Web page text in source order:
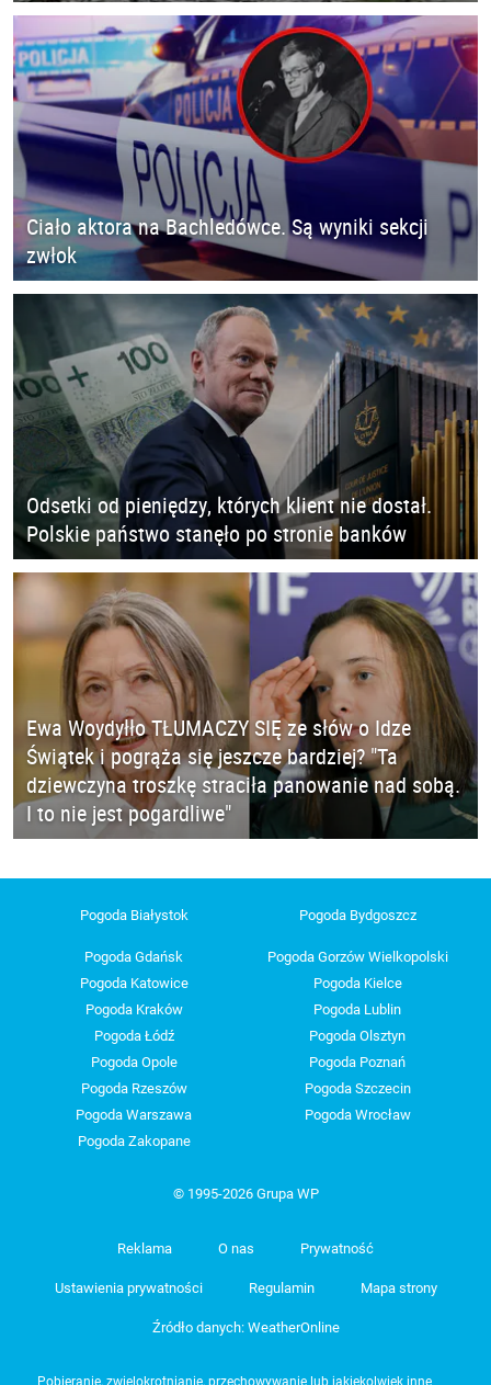
Ciało aktora na Bachledówce. Są wyniki sekcji
zwłok
Odsetki od pieniędzy, których klient nie dostał.
Polskie państwo stanęło po stronie banków
Ewa Woydyłło TŁUMACZY SIĘ ze słów o Idze
Świątek i pogrąża się jeszcze bardziej? "Ta
dziewczyna troszkę straciła panowanie nad sobą.
I to nie jest pogardliwe"
Pogoda Białystok Pogoda Bydgoszcz
Pogoda Gdańsk
Pogoda Gorzów Wielkopolski
Pogoda Katowice
Pogoda Kielce
Pogoda Kraków
Pogoda Lublin
Pogoda Łódź
Pogoda Olsztyn
Pogoda Opole
Pogoda Poznań
Pogoda Rzeszów
Pogoda Szczecin
Pogoda Warszawa
Pogoda Wrocław
Pogoda Zakopane
© 1995-2026 Grupa WP
Reklama O nas Prywatność
Ustawienia prywatności Regulamin Mapa strony
Źródło danych: WeatherOnline
Pobieranie, zwielokrotnianie, przechowywanie lub jakiekolwiek inne